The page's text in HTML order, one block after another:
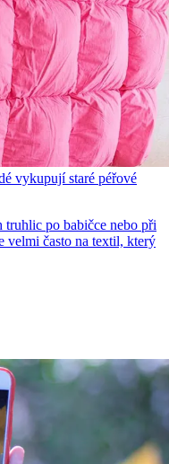
vykupují staré péřové
po babičce nebo při
velmi často na textil, který